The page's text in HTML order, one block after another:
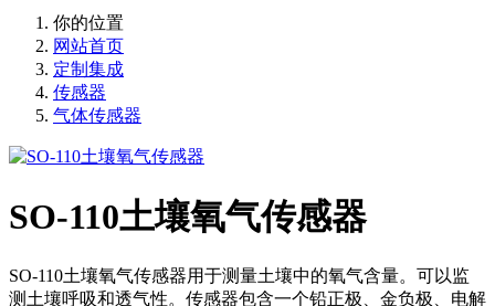
你的位置
网站首页
定制集成
传感器
气体传感器
SO-110土壤氧气传感器
SO-110土壤氧气传感器用于测量土壤中的氧气含量。可以监
测土壤呼吸和透气性。传感器包含一个铅正极、金负极、电解